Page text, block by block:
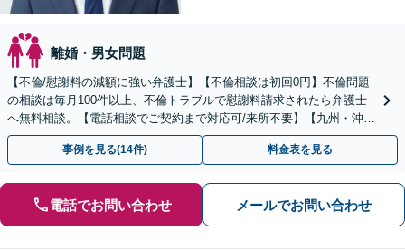
離婚・男女問題
【不倫/慰謝料の減額に強い弁護士】【不倫相談は初回0円】不倫問題
の相談は毎月100件以上、不倫トラブルで慰謝料請求されたら弁護士
へ無料相談。【電話相談でご契約まで対応可/来所不要】【九州・沖縄
エリア全域対応】
事例を見る(14件) 料金表を見る
電話でお問い合わせ メールでお問い合わせ